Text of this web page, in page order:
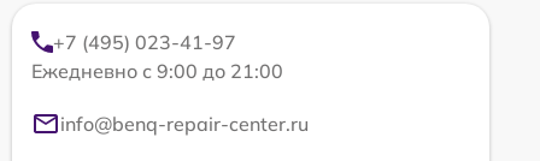
+7 (495) 023-41-97
Ежедневно с 9:00 до 21:00
info@benq-repair-center.ru